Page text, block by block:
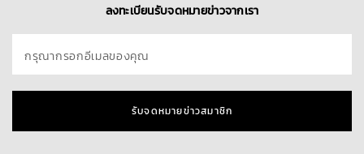
ลงทะเบียนรับจดหมายข่าวจากเรา
กรุณากรอกอีเมลของคุณ
รับจดหมายข่าวสมาชิก